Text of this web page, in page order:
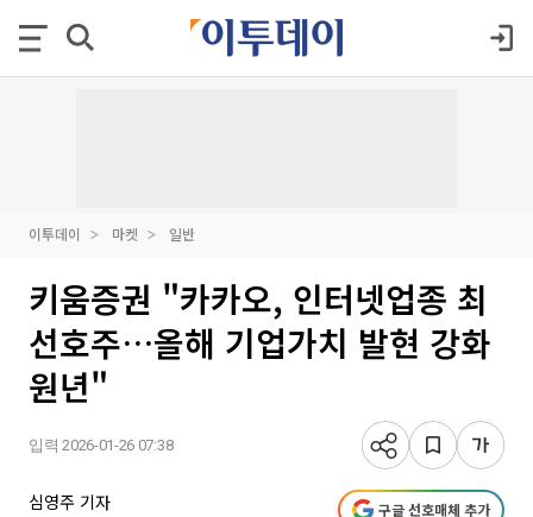
이투데이 마켓 일반
키움증권 "카카오, 인터넷업종 최
선호주…올해 기업가치 발현 강화
원년"
입력 2026-01-26 07:38
심영주 기자 구글 선호매체 추가